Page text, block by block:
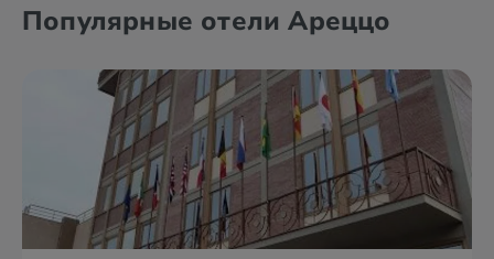
Популярные отели Ареццо